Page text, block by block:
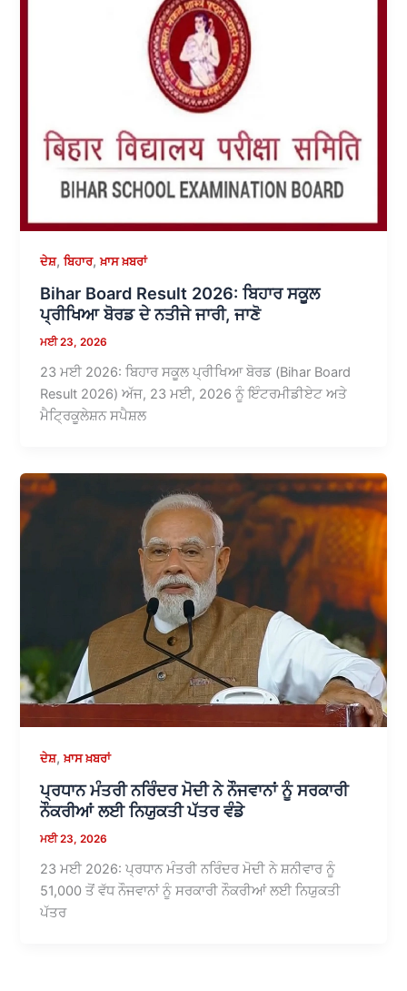
ਦੇਸ਼,ਬਿਹਾਰ,ਖ਼ਾਸ ਖ਼ਬਰਾਂ
Bihar Board Result 2026: ਬਿਹਾਰ ਸਕੂਲ
ਪ੍ਰੀਖਿਆ ਬੋਰਡ ਦੇ ਨਤੀਜੇ ਜਾਰੀ, ਜਾਣੋ
ਮਈ 23, 2026
23 ਮਈ 2026: ਬਿਹਾਰ ਸਕੂਲ ਪ੍ਰੀਖਿਆ ਬੋਰਡ (Bihar Board
Result 2026) ਅੱਜ, 23 ਮਈ, 2026 ਨੂੰ ਇੰਟਰਮੀਡੀਏਟ ਅਤੇ
ਮੈਟ੍ਰਿਕੂਲੇਸ਼ਨ ਸਪੈਸ਼ਲ
ਦੇਸ਼,ਖ਼ਾਸ ਖ਼ਬਰਾਂ
ਪ੍ਰਧਾਨ ਮੰਤਰੀ ਨਰਿੰਦਰ ਮੋਦੀ ਨੇ ਨੌਜਵਾਨਾਂ ਨੂੰ ਸਰਕਾਰੀ
ਨੌਕਰੀਆਂ ਲਈ ਨਿਯੁਕਤੀ ਪੱਤਰ ਵੰਡੇ
ਮਈ 23, 2026
23 ਮਈ 2026: ਪ੍ਰਧਾਨ ਮੰਤਰੀ ਨਰਿੰਦਰ ਮੋਦੀ ਨੇ ਸ਼ਨੀਵਾਰ ਨੂੰ
51,000 ਤੋਂ ਵੱਧ ਨੌਜਵਾਨਾਂ ਨੂੰ ਸਰਕਾਰੀ ਨੌਕਰੀਆਂ ਲਈ ਨਿਯੁਕਤੀ
ਪੱਤਰ